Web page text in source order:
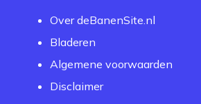
Over deBanenSite.nl
Bladeren
Algemene voorwaarden
Disclaimer